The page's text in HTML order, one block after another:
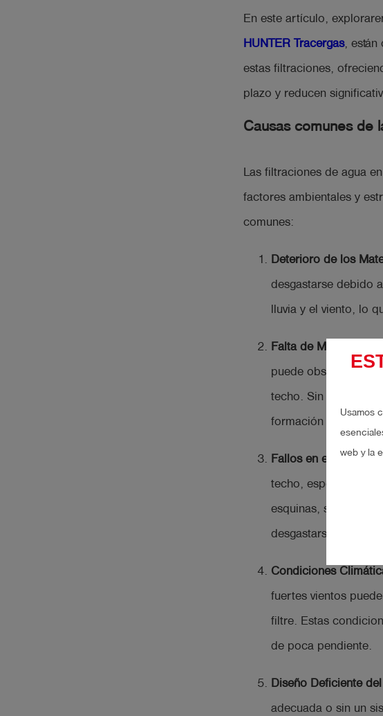
Usamos
web y la
En este artículo,
HUNTER Tracergas, están
estas filtraciones,
plazo y reducen
Causas comunes de
Las filtraciones de agua
factores ambientales y
comunes:
Deterioro de los
desgastarse debido
lluvia y el viento, lo
Falta de
puede obstruir
techo. Sin un
formación de
Fallos en el Sellado
techo,
esquinas, son áreas
desgastarse con el
Condiciones
fuertes vientos
filtre. Estas
de poca pendiente.
Diseño Deficiente
adecuada o sin un